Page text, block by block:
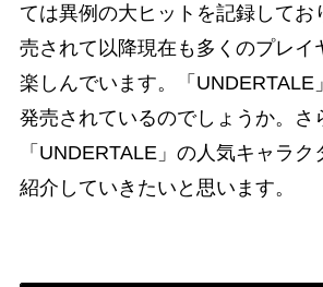
ては異例の大ヒットを記録してお
売されて以降現在も多くのプレイ
楽しんでいます。「UNDERTALE
発売されているのでしょうか。さ
「UNDERTALE」の人気キャラ
紹介していきたいと思います。